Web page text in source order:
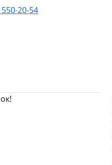
20-54